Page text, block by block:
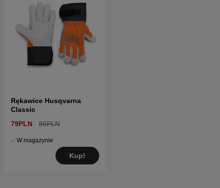
Rękawice Husqvarna
Classic
79PLN
86PLN
W magazynie
Kup!